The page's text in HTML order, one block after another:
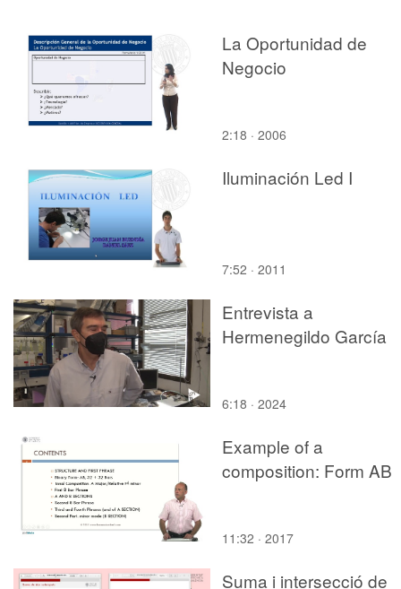
La Oportunidad de
Negocio
2:18 · 2006
Iluminación Led I
7:52 · 2011
Entrevista a
Hermenegildo García
6:18 · 2024
Example of a
composition: Form AB
11:32 · 2017
Suma i intersecció de